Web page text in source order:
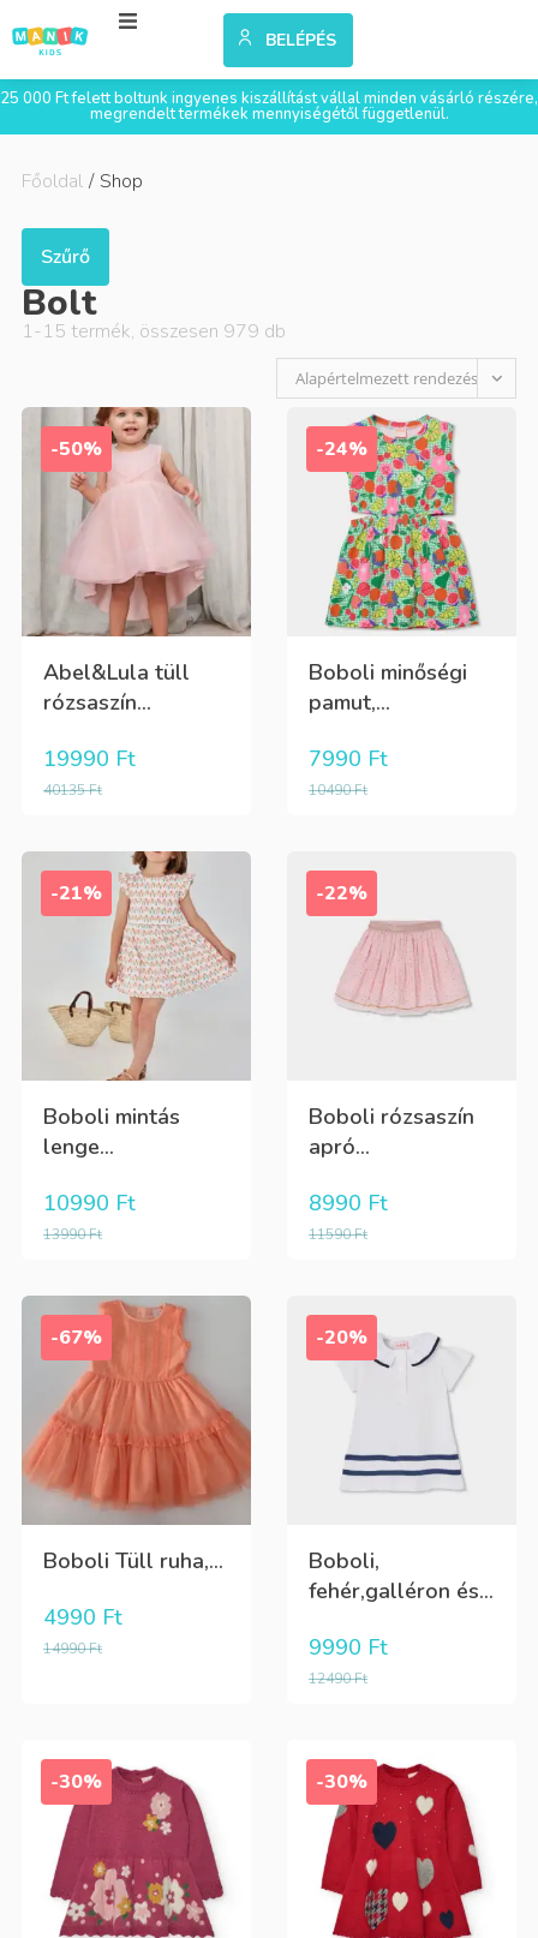
BELÉPÉS
25 000 Ft felett boltunk ingyenes kiszállítást vállal minden vásárló részére,
megrendelt termékek mennyiségétől függetlenül.
Főoldal / Shop
Szűrő
Bolt
1-15 termék, összesen 979 db
Alapértelmezett rendezés
-50%
Abel&Lula tüll
rózsaszín...
40135Ft
19990 Ft
-24%
Boboli minőségi
pamut,...
10490Ft
7990 Ft
-21%
Boboli mintás
lenge...
13990Ft
10990 Ft
-22%
Boboli rózsaszín
apró...
11590Ft
8990 Ft
-67%
Boboli Tüll ruha,...
14990Ft
4990 Ft
-20%
Boboli,
fehér,galléron és...
12490Ft
9990 Ft
-30% -30%